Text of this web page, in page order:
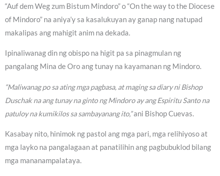
“Auf dem Weg zum Bistum Mindoro” o “On the way to the Diocese
of Mindoro” na aniya’y sa kasalukuyan ay ganap nang natupad
makalipas ang mahigit anim na dekada.
Ipinaliwanag din ng obispo na higit pa sa pinagmulan ng
pangalang Mina de Oro ang tunay na kayamanan ng Mindoro.
“Maliwanag po sa ating mga pagbasa, at maging sa diary ni Bishop
Duschak na ang tunay na ginto ng Mindoro ay ang Espiritu Santo na
patuloy na kumikilos sa sambayanang ito,”ani Bishop Cuevas.
Kasabay nito, hinimok ng pastol ang mga pari, mga relihiyoso at
mga layko na pangalagaan at panatilihin ang pagbubuklod bilang
mga mananampalataya.